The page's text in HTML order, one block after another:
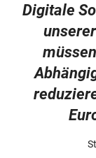
Digitale